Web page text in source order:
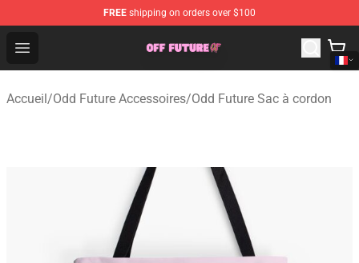
FREE shipping on orders over $100
Open menu
Odd Future Store - Official Odd Future Merchandise Shop
Accueil/Odd Future Accessoires/Odd Future Sac à cordon